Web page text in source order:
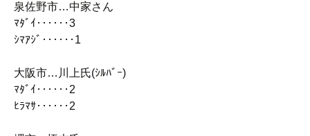
泉佐野市…中家さん
ﾏﾀﾞｲ‥‥‥3
ｼﾏｱｼﾞ‥‥‥1
大阪市…川上氏(ｼﾙﾊﾞｰ)
ﾏﾀﾞｲ‥‥‥2
ﾋﾗﾏｻ‥‥‥2